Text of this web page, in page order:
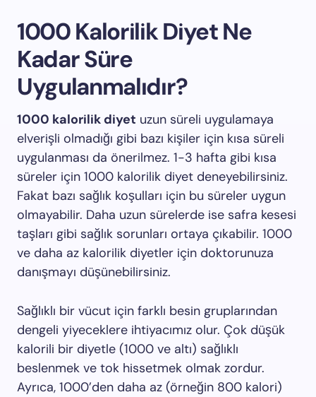
1000 Kalorilik Diyet Ne
Kadar Süre
Uygulanmalıdır?
1000 kalorilik diyet uzun süreli uygulamaya
elverişli olmadığı gibi bazı kişiler için kısa süreli
uygulanması da önerilmez. 1-3 hafta gibi kısa
süreler için 1000 kalorilik diyet deneyebilirsiniz.
Fakat bazı sağlık koşulları için bu süreler uygun
olmayabilir. Daha uzun sürelerde ise safra kesesi
taşları gibi sağlık sorunları ortaya çıkabilir. 1000
ve daha az kalorilik diyetler için doktorunuza
danışmayı düşünebilirsiniz.
Sağlıklı bir vücut için farklı besin gruplarından
dengeli yiyeceklere ihtiyacımız olur. Çok düşük
kalorili bir diyetle (1000 ve altı) sağlıklı
beslenmek ve tok hissetmek olmak zordur.
Ayrıca, 1000’den daha az (örneğin 800 kalori)